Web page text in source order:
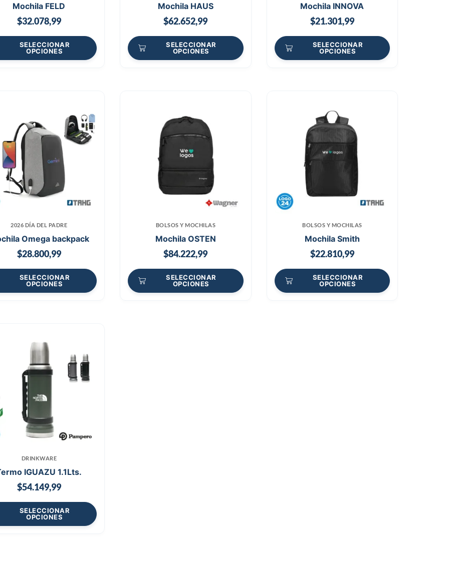
Mochila FELD
$32.078,99
SELECCIONAR
OPCIONES
Mochila HAUS
$62.652,99
SELECCIONAR
OPCIONES
Mochila INNOVA
$21.301,99
SELECCIONAR
OPCIONES
2026 DÍA DEL PADRE
Omega backpack
$28.800,99
SELECCIONAR
OPCIONES
BOLSOS Y MOCHILAS
Mochila OSTEN
$84.222,99
SELECCIONAR
OPCIONES
BOLSOS Y MOCHILAS
Mochila Smith
$22.810,99
SELECCIONAR
OPCIONES
DRINKWARE
IGUAZU 1.1Lts.
$54.149,99
SELECCIONAR
OPCIONES